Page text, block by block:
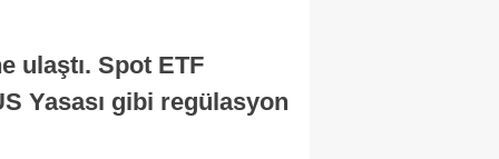
ulaştı. Spot ETF
Yasası gibi regülasyon